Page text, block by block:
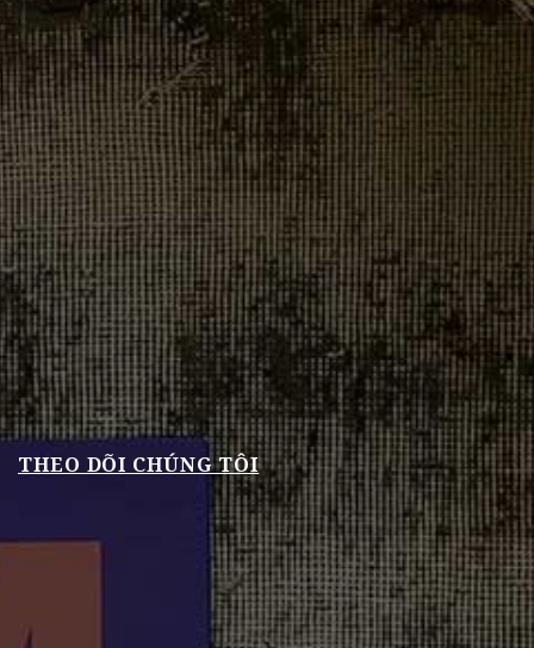
THEO DÕI CHÚNG TÔI